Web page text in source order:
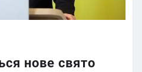
нове свято